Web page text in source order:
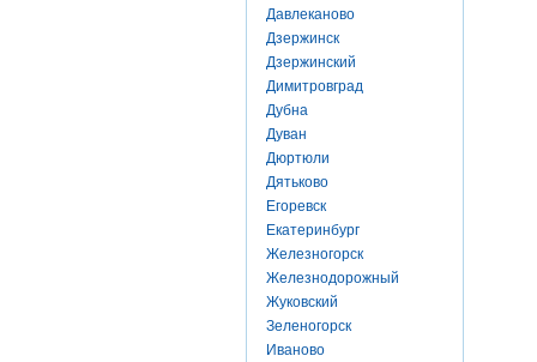
Давлеканово
Дзержинск
Дзержинский
Димитровград
Дубна
Дуван
Дюртюли
Дятьково
Егоревск
Екатеринбург
Железногорск
Железнодорожный
Жуковский
Зеленогорск
Иваново